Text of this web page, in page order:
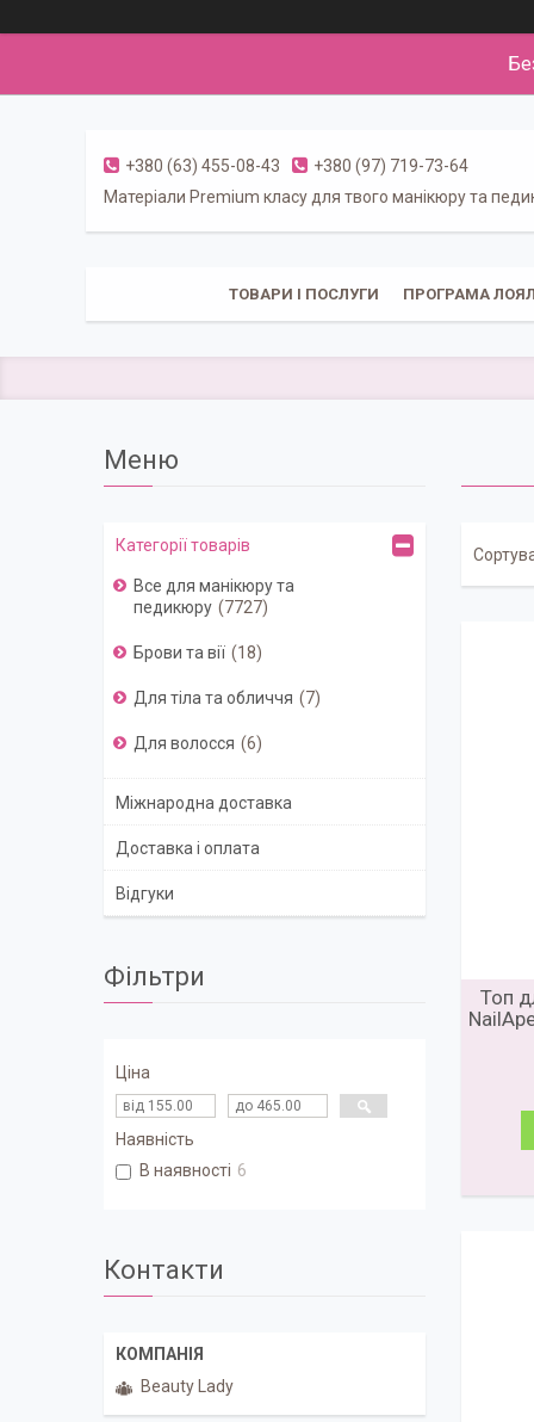
+380 (63) 455-08-43
+380 (97) 719-73-64
Матеріали Premium класу для твого манікюру та
ТОВАРИ І ПОСЛУГИ ПРОГРАМА
Топ
Категорії товарів
Все для манікюру та
педикюру
7727
Брови та вії 18
Для тіла та обличчя 7
Для волосся 6
Міжнародна доставка
Доставка і оплата
Відгуки
Фільтри
Ціна
Наявність
В наявності 6
Контакти
Beauty Lady